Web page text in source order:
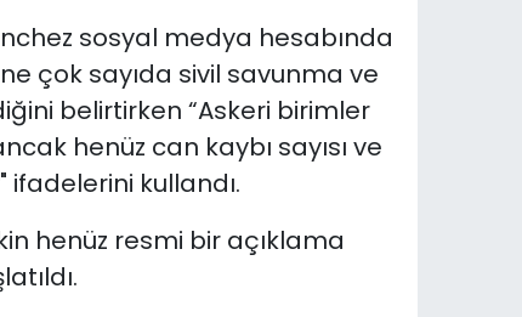
sosyal medya hesabında
çok sayıda sivil savunma ve
belirtirken “Askeri birimler
henüz can kaybı sayısı ve
kullandı.
henüz resmi bir açıklama